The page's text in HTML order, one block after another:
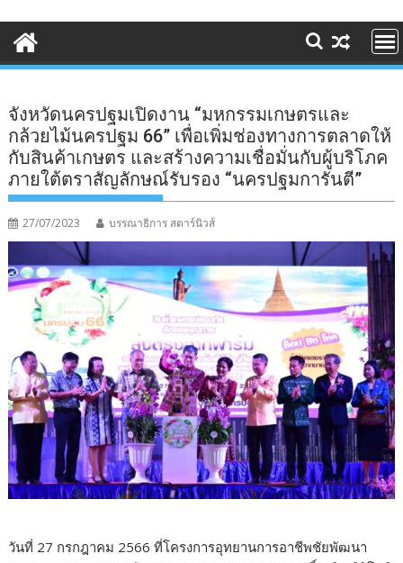
จังหวัดนครปฐมเปิดงาน “มหกรรมเกษตรและ
กล้วยไม้นครปฐม 66” เพื่อเพิ่มช่องทางการตลาดให้
กับสินค้าเกษตร และสร้างความเชื่อมั่นกับผู้บริโภค
ภายใต้ตราสัญลักษณ์รับรอง “นครปฐมการันตี”
27/07/2023 บรรณาธิการ สตาร์นิวส์
วันที่ 27 กรกฎาคม 2566ที่โครงการอุทยานการอาชีพชัยพัฒนา